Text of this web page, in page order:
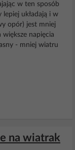
w ten sposób
lepiej układają i w
opór) jest mniej
większe napięcia
- mniej wiatru
na wiatrak